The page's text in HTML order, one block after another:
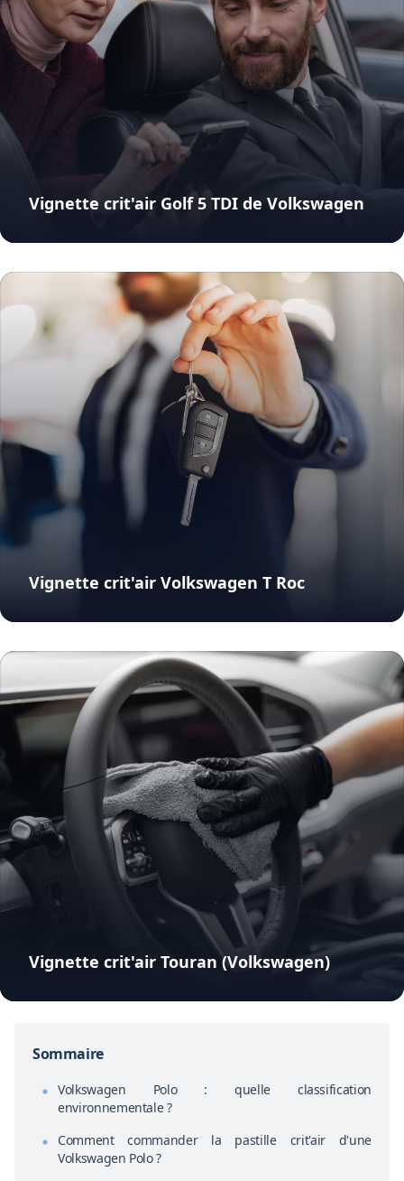
Vignette crit'air Golf 5 TDI de Volkswagen
Vignette crit'air Volkswagen T Roc
Vignette crit'air Touran (Volkswagen)
Sommaire
Volkswagen Polo : quelle classification
environnementale ?
Comment commander la pastille crit'air d'une
Volkswagen Polo ?